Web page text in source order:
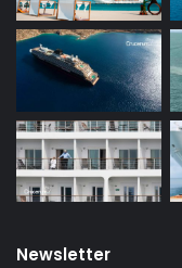
Newsletter